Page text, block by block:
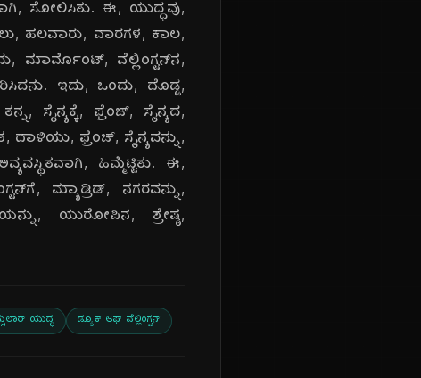
ಸೋಲಿಸಿತು. ಈ, ಯುದ್ಧವು,
ಹಲವಾರು, ವಾರಗಳ, ಕಾಲ,
ಮಾರ್ಮೊಂಟ್, ವೆಲ್ಲಿಂಗ್ಟನ್‌ನ,
ಇದು, ಒಂದು, ದೊಡ್ಡ,
ಸೈನ್ಯಕ್ಕೆ, ಫ್ರೆಂಚ್, ಸೈನ್ಯದ,
ದಾಳಿಯು, ಫ್ರೆಂಚ್, ಸೈನ್ಯವನ್ನು,
ಹಿಮ್ಮೆಟ್ಟಿತು. ಈ,
ಮ್ಯಾಡ್ರಿಡ್, ನಗರವನ್ನು,
ಯುರೋಪಿನ, ಶ್ರೇಷ್ಠ,
ಯುದ್ಧ ಡ್ಯೂಕ್ ಆಫ್ ವೆಲ್ಲಿಂಗ್ಟನ್